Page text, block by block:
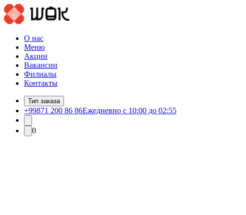
О нас
Меню
Акции
Вакансии
Филиалы
Контакты
Тип заказа
+99871 200 86 86Ежедневно с 10:00 до 02:55
0